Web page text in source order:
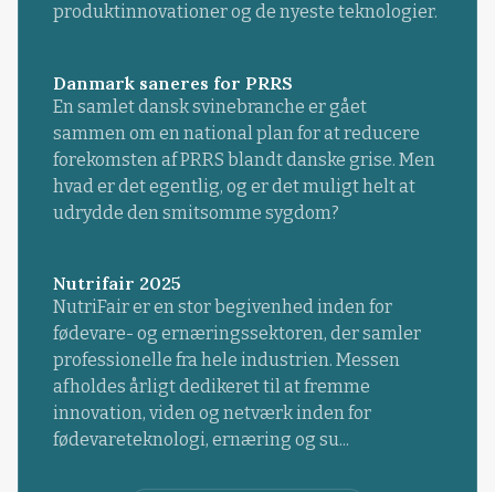
produktinnovationer og de nyeste teknologier.
Danmark saneres for PRRS
En samlet dansk svinebranche er gået
sammen om en national plan for at reducere
forekomsten af PRRS blandt danske grise. Men
hvad er det egentlig, og er det muligt helt at
udrydde den smitsomme sygdom?
Nutrifair 2025
NutriFair er en stor begivenhed inden for
fødevare- og ernæringssektoren, der samler
professionelle fra hele industrien. Messen
afholdes årligt dedikeret til at fremme
innovation, viden og netværk inden for
fødevareteknologi, ernæring og su...